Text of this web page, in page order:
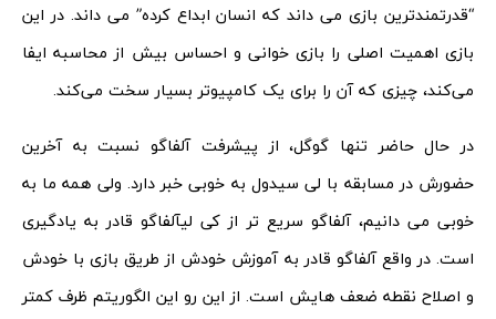
“قدرتمندترین بازی می ‌داند که انسان ابداع کرده” می داند. در این
بازی اهمیت اصلی را بازی خوانی و احساس بیش از محاسبه ایفا
می‌کند، چیزی که آن را برای یک کامپیوتر بسیار سخت می‌کند.
در حال حاضر تنها گوگل، از پیشرفت آلفاگو نسبت به آخرین
حضورش در مسابقه با لی سیدول به خوبی خبر دارد. ولی همه ما به
خوبی می دانیم، آلفاگو سریع تر از کی لیآلفاگو قادر به یادگیری
است. در واقع آلفاگو قادر به آموزش خودش از طریق بازی با خودش
و اصلاح نقطه ‌ضعف‌ هایش است. از این ‌رو این الگوریتم ظرف کمتر